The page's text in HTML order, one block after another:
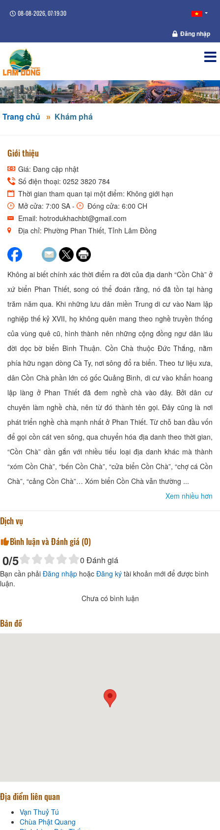
08-08-2026, 07:19:30
Đăng nhập
Trang chủ Khám phá
Giới thiệu
Giá: Đang cập nhật
Số điện thoại: 0252 3820 784
Thời gian tham quan tại một điểm: Không giới hạn
Mở cửa: 7:00 SA -
Đóng cửa: 6:00 CH
Email: hotrodukhachbt@gmail.com
Địa chỉ: Phường Phan Thiết, Tỉnh Lâm Đồng
Không ai biết chính xác thời điểm ra đời của địa danh “Cồn Chà” ở
xứ biển Phan Thiết, song có thể đoán rằng, nó đã tồn tại hàng
trăm năm qua. Khi những lưu dân miền Trung di cư vào Nam lập
nghiệp thế kỷ XVII, họ không quên mang theo nghề truyền thống
của vùng quê cũ, hình thành nên những cộng đồng ngư dân lâu
đời dọc bờ biển Bình Thuận. Cồn Chà thuộc Đức Thắng, nằm
phía hữu ngạn dòng Cà Ty, nơi sông đổ ra biển. Theo tư liệu xưa,
dân Cồn Chà phần lớn có gốc Quảng Bình, di cư vào khẩn hoang
lập làng ở Phan Thiết đã đem nghề chà vào đây. Bởi dân cư
chuyên làm nghề chà, nên từ đó thành tên gọi. Đây cũng là nơi
phát triển nghề chà mạnh nhất ở Phan Thiết. Từ chỗ ban đầu vốn
để gọi cồn cát ven sông, qua chuyển hóa địa danh theo thời gian,
“Cồn Chà” dần gắn với nhiều tiểu loại địa danh khác mà thành
“xóm Cồn Chà”, “bến Cồn Chà”, “cửa biển Cồn Chà”, “chợ cá Cồn
Chà”, “cảng Cồn Chà”… Xóm biển Cồn Chà vẫn thường ...
Xem nhiều hơn
Dịch vụ
Bình luận và Đánh giá (0)
0/5 0 Đánh giá
Bạn cần phải Đăng nhập hoặc Đăng ký tài khoản mới để được bình
luận.
Chưa có bình luận
Bản đồ
Địa điểm liên quan
Vạn Thuỷ Tú
Chùa Phật Quang